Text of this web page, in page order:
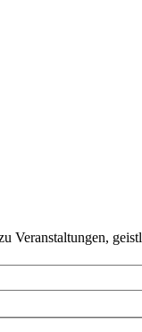
Veranstaltungen,